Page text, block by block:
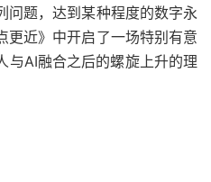
问题，达到某种程度的数字永
更近》中开启了一场特别有意
与AI融合之后的螺旋上升的理